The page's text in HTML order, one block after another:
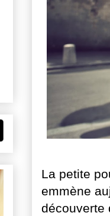
La petite
emmène
découverte